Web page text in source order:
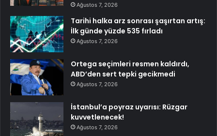
Ağustos 7, 2026
Tarihi halka arz sonrası şaşırtan artış:
İlk günde yüzde 535 fırladı
Ağustos 7, 2026
Ortega seçimleri resmen kaldırdı,
ABD’den sert tepki gecikmedi
Ağustos 7, 2026
İstanbul’a poyraz uyarısı: Rüzgar
kuvvetlenecek!
Ağustos 7, 2026